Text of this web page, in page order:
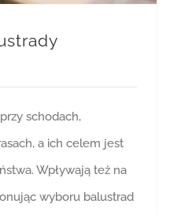
schodach,
a ich celem jest
Wpływają też na
wyboru balustrad